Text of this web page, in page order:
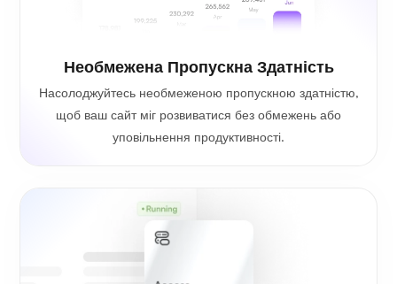
Необмежена Пропускна Здатність
Насолоджуйтесь необмеженою пропускною здатністю,
щоб ваш сайт міг розвиватися без обмежень або
уповільнення продуктивності.